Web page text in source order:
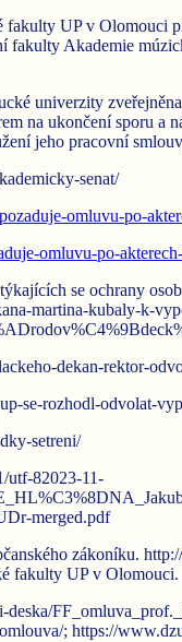
fakulty UP v Olomouci
fakulty Akademie
univerzity zveřejněna
na ukončení sporu a
jeho pracovní
senat/
omluvu-po-
omluvu-po-
se ochrany
martina-kubaly-k-
dekan-rektor-
se-rozhodl-odvolat-
setreni/
utf-82023-11-
merged.pdf
zákoníku.
fakulty UP v Olomouci.
; https://